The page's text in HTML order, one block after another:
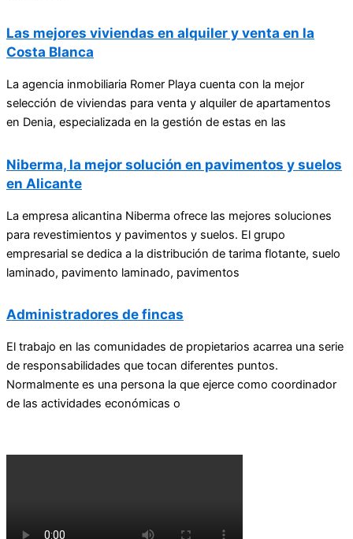
Las mejores viviendas en alquiler y venta en la
Costa Blanca
La agencia inmobiliaria Romer Playa cuenta con la mejor
selección de viviendas para venta y alquiler de apartamentos
en Denia, especializada en la gestión de estas en las
Niberma, la mejor solución en pavimentos y suelos
en Alicante
La empresa alicantina Niberma ofrece las mejores soluciones
para revestimientos y pavimentos y suelos. El grupo
empresarial se dedica a la distribución de tarima flotante, suelo
laminado, pavimento laminado, pavimentos
Administradores de fincas
El trabajo en las comunidades de propietarios acarrea una serie
de responsabilidades que tocan diferentes puntos.
Normalmente es una persona la que ejerce como coordinador
de las actividades económicas o